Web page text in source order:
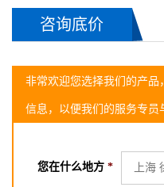
咨询底价
非常欢迎您选择我们的产品
信息，以便我们的服务专员
您在什么地方 *